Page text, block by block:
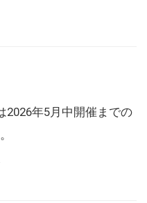
2026年5月中開催までの